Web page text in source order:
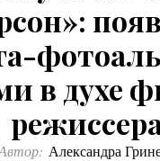
в духе
Александра